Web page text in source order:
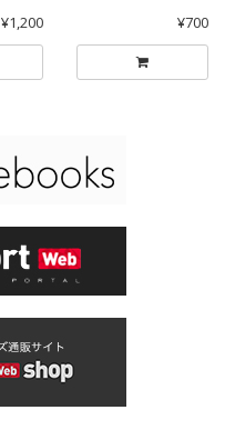
¥1,200
¥700